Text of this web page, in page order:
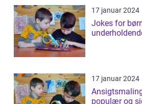
17 januar 2024
Jokes for
17 januar 2024
populær og